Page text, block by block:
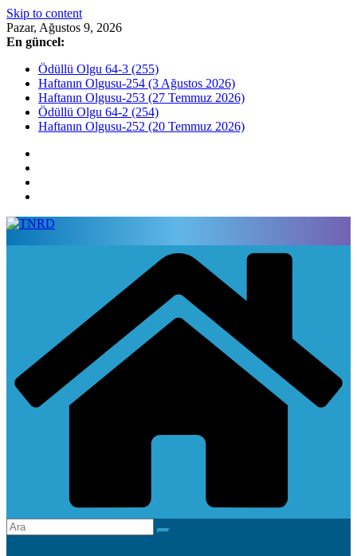
Skip to content
Pazar, Ağustos 9, 2026
En güncel:
Ödüllü Olgu 64-3 (255)
Haftanın Olgusu-254 (3 Ağustos 2026)
Haftanın Olgusu-253 (27 Temmuz 2026)
Ödüllü Olgu 64-2 (254)
Haftanın Olgusu-252 (20 Temmuz 2026)